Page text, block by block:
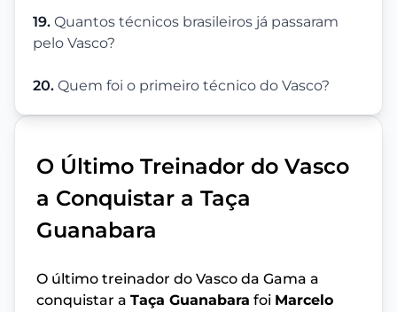
19. Quantos técnicos brasileiros já passaram
pelo Vasco?
20. Quem foi o primeiro técnico do Vasco?
O Último Treinador do Vasco
a Conquistar a Taça
Guanabara
O último treinador do Vasco da Gama a
conquistar a Taça Guanabara foi Marcelo